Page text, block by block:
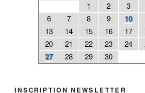
1
2 3
6
7 8 9 10
13 14 15 16 17
20 21 22 23 24
27
28 29 30
INSCRIPTION NEWSLETTER